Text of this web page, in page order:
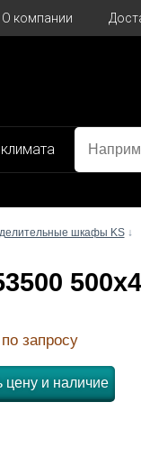
О компании
шкафы KS↓
запросу
цену и наличие